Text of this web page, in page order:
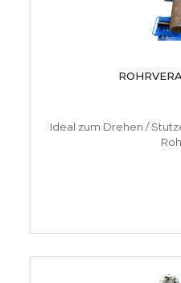
Ideal zum Drehen /